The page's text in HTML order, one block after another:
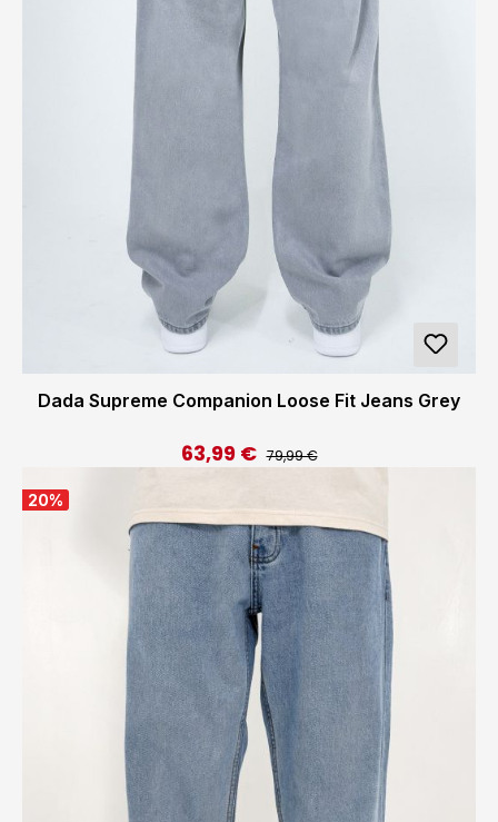
Dada Supreme Companion Loose Fit Jeans Grey
Verkaufspreis:
63,99 € Regulärer Preis:
79,99 €
20%